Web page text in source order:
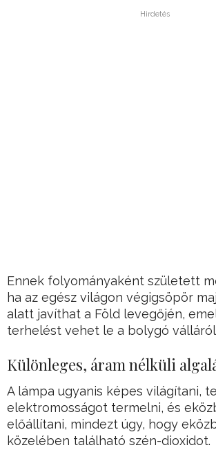
Hirdetés
Ennek folyományaként született
ha az egész világon végigsöpör
alatt javíthat a Föld levegőjén,
terhelést vehet le a bolygó
Különleges, áram nélküli
A lámpa ugyanis képes világítani,
elektromosságot termelni, és
előállítani, mindezt úgy, hogy
közelében található szén-dioxidot.